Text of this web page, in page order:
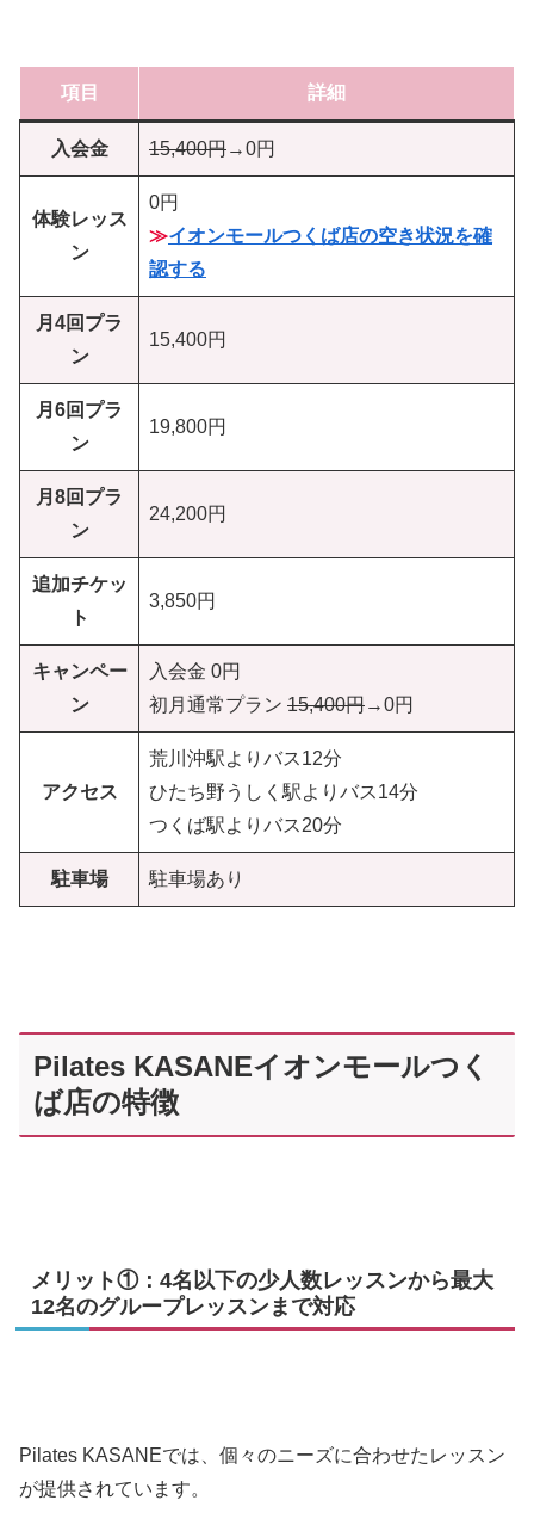
項目 詳細
入会金 15,400円→0円
体験レッス
ン
0円
≫イオンモールつくば店の空き状況を確
認する
月4回プラ
ン
15,400円
月6回プラ
ン
19,800円
月8回プラ
ン
24,200円
追加チケッ
ト
3,850円
キャンペー
ン
入会金 0円
初月通常プラン 15,400円→0円
アクセス
荒川沖駅よりバス12分
ひたち野うしく駅よりバス14分
つくば駅よりバス20分
駐車場 駐車場あり
Pilates KASANEイオンモールつく
ば店の特徴
メリット①：4名以下の少人数レッスンから最大
12名のグループレッスンまで対応
Pilates KASANEでは、個々のニーズに合わせたレッスン
が提供されています。